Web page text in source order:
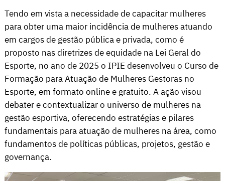
Tendo em vista a necessidade de capacitar mulheres
para obter uma maior incidência de mulheres atuando
em cargos de gestão pública e privada, como é
proposto nas diretrizes de equidade na Lei Geral do
Esporte, no ano de 2025 o IPIE desenvolveu o Curso de
Formação para Atuação de Mulheres Gestoras no
Esporte, em formato online e gratuito. A ação visou
debater e contextualizar o universo de mulheres na
gestão esportiva, oferecendo estratégias e pilares
fundamentais para atuação de mulheres na área, como
fundamentos de políticas públicas, projetos, gestão e
governança.